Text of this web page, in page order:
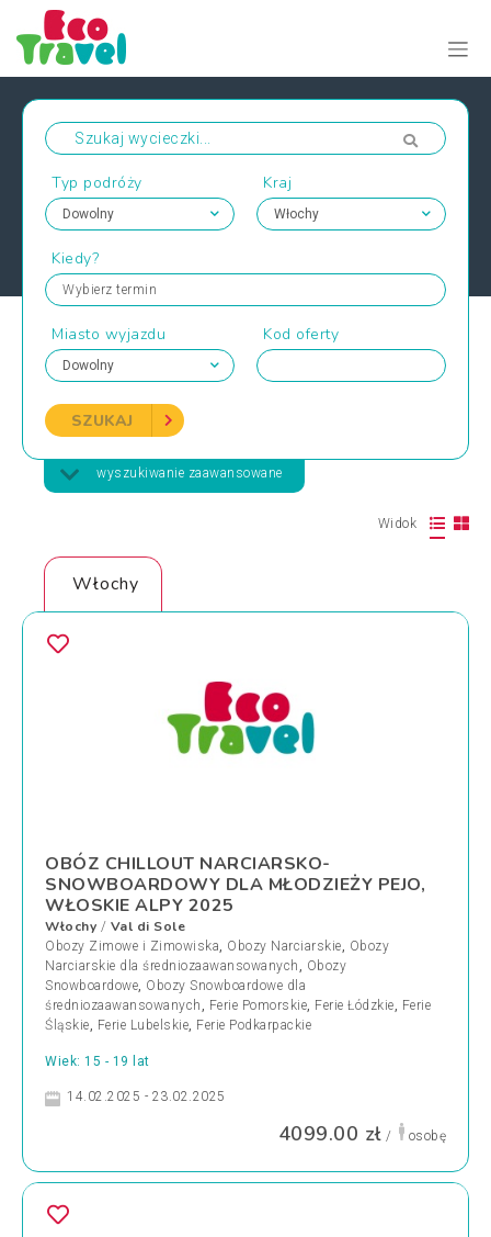
Typ podróży Kraj
Kiedy?
Wybierz termin
Miasto wyjazdu Kod oferty
SZUKAJ
wyszukiwanie zaawansowane
Widok
Włochy
OBÓZ CHILLOUT NARCIARSKO-
SNOWBOARDOWY DLA MŁODZIEŻY PEJO,
WŁOSKIE ALPY 2025
Włochy / Val di Sole
Obozy Zimowe i Zimowiska, Obozy Narciarskie, Obozy
Narciarskie dla średniozaawansowanych , Obozy
Snowboardowe, Obozy Snowboardowe dla
średniozaawansowanych , Ferie Pomorskie, Ferie Łódzkie, Ferie
Śląskie, Ferie Lubelskie, Ferie Podkarpackie
Wiek: 15 - 19 lat
14.02.2025 - 23.02.2025
4099.00 zł / osobę